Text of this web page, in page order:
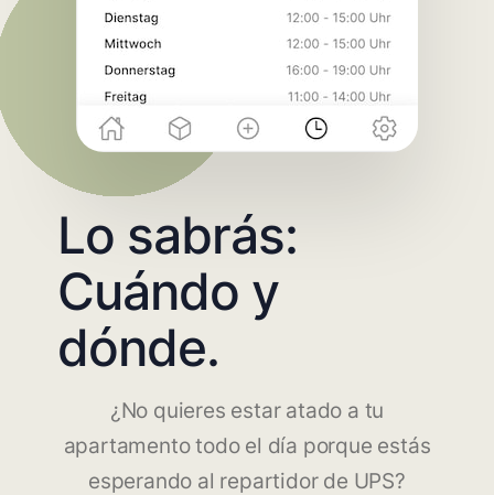
Lo sabrás:
Cuándo y
dónde.
¿No quieres estar atado a tu
apartamento todo el día porque estás
esperando al repartidor de UPS?